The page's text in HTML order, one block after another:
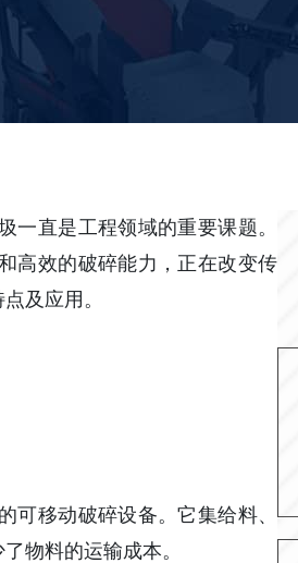
一直是工程领域的重要课题。
高效的破碎能力，正在改变传
及应用。
可移动破碎设备。它集给料、
物料的运输成本。